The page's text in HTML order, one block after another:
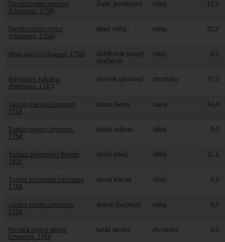
Dendrocoptes medius
(Linnaeus, 1758)
Ďateľ prostredný vtáky 12,5
Dendrocopos major
(Linnaeus, 1758)
ďateľ veľký vtáky 22,2
Apus apus (Linnaeus, 1758)
dážďovník tmavý(
obyčajný)
vtáky 0,0
Rhysodes sulcatus
(Fabricius, 1787)
drevník ryhovaný chrobáky 75,0
Turdus merula Linnaeus,
1758
drozd čierny vtáky 44,4
Turdus pilaris Linnaeus,
1758
drozd čvíkota vtáky 0,0
Turdus philomelos Brehm,
1831
drozd plavý vtáky 11,1
Turdus viscivorus Linnaeus,
1758
drozd trskota vtáky 0,0
Upupa epops Linnaeus,
1758
dudok chochlatý vtáky 0,0
Rosalia alpina alpina
Linnaeus, 1758
fuzáč alpský chrobáky 0,0